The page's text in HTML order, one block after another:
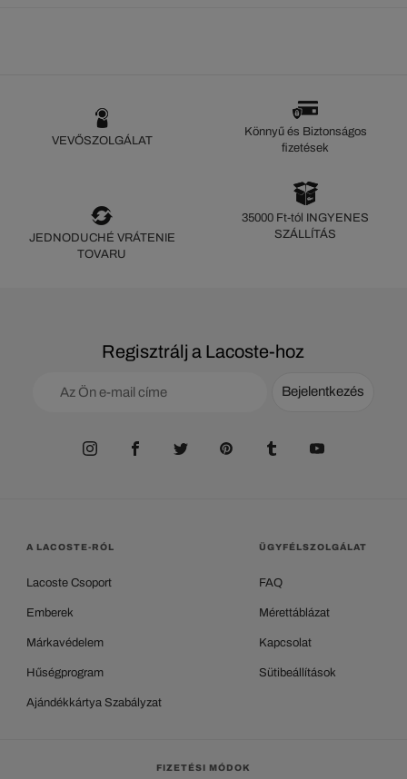
VEVŐSZOLGÁLAT
Könnyű és Biztonságos
fizetések
JEDNODUCHÉ VRÁTENIE
TOVARU
35000 Ft-tól INGYENES
SZÁLLÍTÁS
Regisztrálj a Lacoste-hoz
Bejelentkezés
A LACOSTE-RÓL
Lacoste Csoport
Emberek
Márkavédelem
Hűségprogram
Ajándékkártya Szabályzat
ÜGYFÉLSZOLGÁLAT
FAQ
Mérettáblázat
Kapcsolat
Sütibeállítások
FIZETÉSI MÓDOK